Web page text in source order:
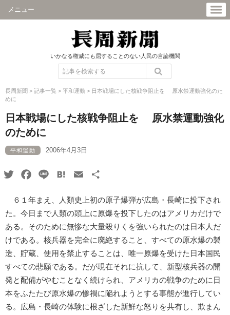
メニュー
いかなる権威にも屈することのない人民の言論機関
長周新聞 > 記事一覧 > 平和運動 > 日本戦場にした核戦争阻止を 原水禁運動強化のた
めに
日本戦場にした核戦争阻止を 原水禁運動強化
のために
平和運動 2006年4月3日
TwitterFacebook
Line HatenaEmail
６１年まえ、人類史上初の原子爆弾が広島・長崎に投下され
た。今日まで人類の頭上に原爆を投下したのはアメリカだけで
ある。そのために無惨な大量殺りくを強いられたのは日本人だ
けである。核兵器を完全に廃絶すること、すべての原水爆の製
造、貯蔵、使用を禁止することは、唯一原爆を受けた日本国民
すべての悲願である。だが現在それに抗して、新型核兵器の開
発と配備がやむことなく続けられ、アメリカの戦争のために日
本をふたたび原水爆の惨禍に陥れようとする事態が進行してい
る。広島・長崎の体験に根ざした新鮮な怒りを共有し、欺まん